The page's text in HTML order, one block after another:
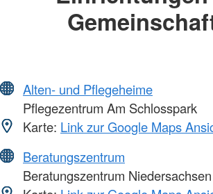
Alten- und Pflegeheime
Pflegezentrum Am Schlosspark
Karte: Link zur Google Maps
Beratungszentrum
Beratungszentrum Niedersachsen